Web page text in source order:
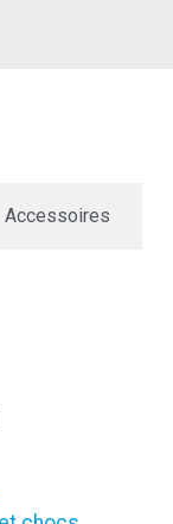
Accessoires